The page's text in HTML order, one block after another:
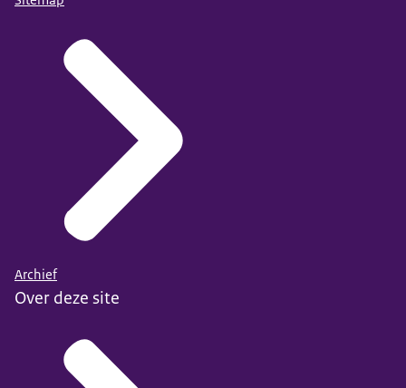
Archief
Over deze site